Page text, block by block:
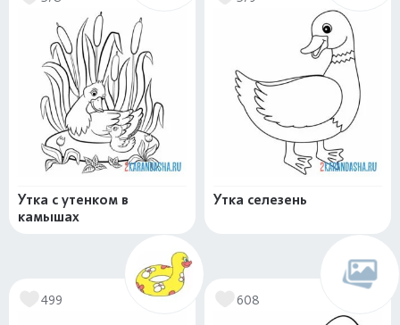
Утка с утенком в
камышах
Утка селезень
499 608